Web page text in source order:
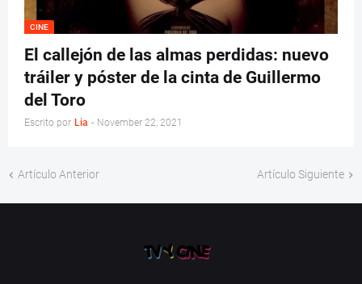
CINE
El callejón de las almas perdidas: nuevo
tráiler y póster de la cinta de Guillermo
del Toro
Escrito por Lia - November 22, 2021
Artículo Anterior Artículo Siguiente